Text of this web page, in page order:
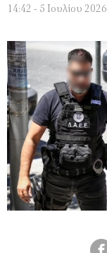
14:42 - 5 Ιουλίου 2026